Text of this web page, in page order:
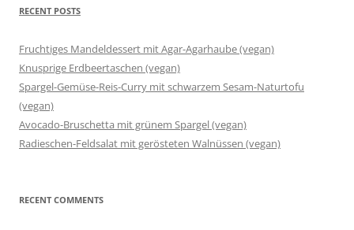
RECENT POSTS
Fruchtiges Mandeldessert mit Agar-Agarhaube (vegan)
Knusprige Erdbeertaschen (vegan)
Spargel-Gemüse-Reis-Curry mit schwarzem Sesam-Naturtofu
(vegan)
Avocado-Bruschetta mit grünem Spargel (vegan)
Radieschen-Feldsalat mit gerösteten Walnüssen (vegan)
RECENT COMMENTS